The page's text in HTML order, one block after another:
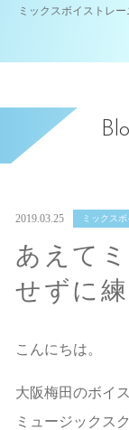
ミックスボイストレー
2019.03.25 ミックス
あえて
せずに
こんにちは。
大阪梅田のボイ
ミュージックス